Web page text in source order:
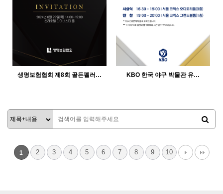
인바이트미
생명보험협회 제8회 골든펠러…
인바이트미
KBO 한국 야구 박물관 유…
1 2 3 4 5 6 7 8 9 10